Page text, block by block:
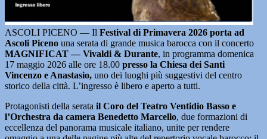
ASCOLI PICENO — Il Festival di Primavera 2026 porta ad
Ascoli Piceno una serata di grande musica barocca con il concerto
MAGNIFICAT — Vivaldi & Durante, in programma domenica
17 maggio 2026 alle ore 18.00 presso la Chiesa dei Santi
Vincenzo e Anastasio, uno dei luoghi più suggestivi del centro
storico della città. L’ingresso è libero e aperto a tutti.
Protagonisti della serata il Coro del Teatro Ventidio Basso e
l’Orchestra da camera Benedetto Marcello, due formazioni di
eccellenza del panorama musicale italiano, unite per rendere